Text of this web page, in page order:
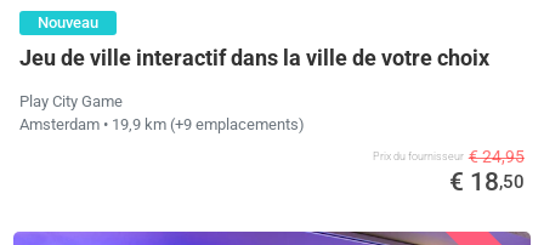
Nouveau
Jeu de ville interactif dans la ville de votre choix
Play City Game
Amsterdam • 19,9 km (+9 emplacements)
Prix ​​du fournisseur € 24,95
€ 18,50